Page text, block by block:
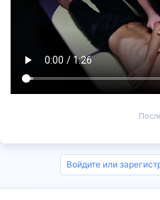
Войдите или